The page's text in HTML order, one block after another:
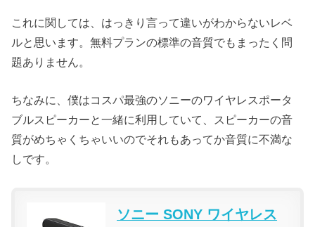
これに関しては、はっきり言って違いがわからないレベ
ルと思います。無料プランの標準の音質でもまったく問
題ありません。
ちなみに、僕はコスパ最強のソニーのワイヤレスポータ
ブルスピーカーと一緒に利用していて、スピーカーの音
質がめちゃくちゃいいのでそれもあってか音質に不満な
しです。
ソニー SONY ワイヤレス